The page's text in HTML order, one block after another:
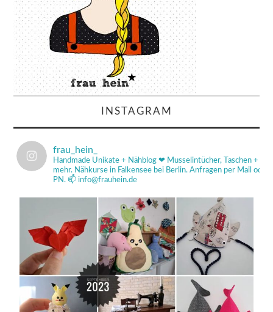
INSTAGRAM
frau_hein_
Handmade Unikate + Nähblog ❤ Musselintücher, Taschen +
mehr. Nähkurse in Falkensee bei Berlin. Anfragen per Mail od
PN. 📫 info@frauhein.de